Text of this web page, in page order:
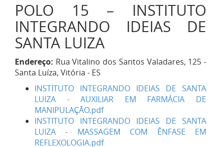
POLO 15 – INSTITUTO
INTEGRANDO IDEIAS DE
SANTA LUIZA
Endereço: Rua Vitalino dos Santos Valadares, 125 -
Santa Luíza, Vitória - ES
INSTITUTO INTEGRANDO IDEIAS DE SANTA
LUIZA - AUXILIAR EM FARMÁCIA DE
MANIPULAÇÃO.pdf
INSTITUTO INTEGRANDO IDEIAS DE SANTA
LUIZA - MASSAGEM COM ÊNFASE EM
REFLEXOLOGIA.pdf